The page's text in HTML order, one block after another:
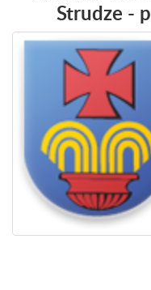
Strudze -